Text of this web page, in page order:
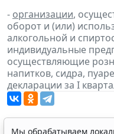
- организации,
оборот и (или)
алкогольной и
индивидуальные
осуществляющие
напитков, сидра,
декларации за I
Мы обрабатываем